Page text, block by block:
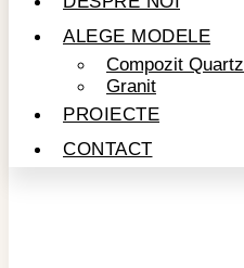
ALEGE MODELE
Compozit Quartz
Granit
PROIECTE
CONTACT